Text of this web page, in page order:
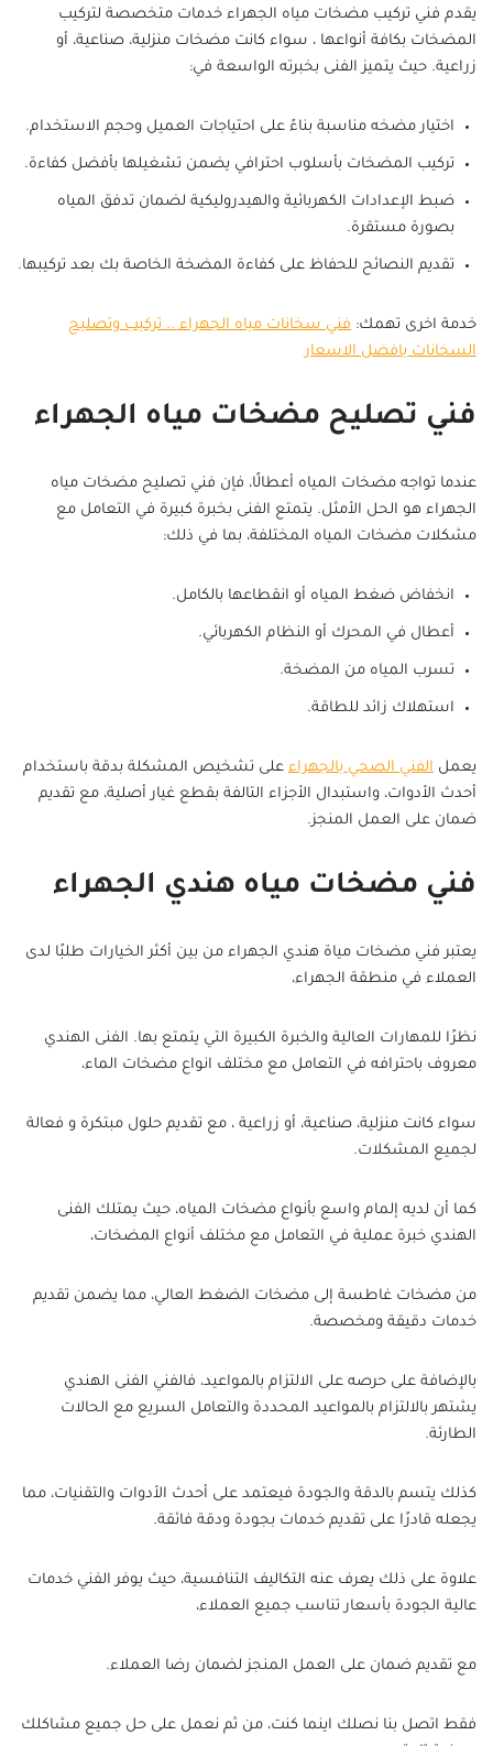
يقدم فني تركيب مضخات مياه الجهراء خدمات متخصصة لتركيب
المضخات بكافة أنواعها ، سواء كانت مضخات منزلية، صناعية، أو
زراعية. حيث يتميز الفنى بخبرته الواسعة في:
اختيار مضخه مناسبة بناءً على احتياجات العميل وحجم الاستخدام.
تركيب المضخات بأسلوب احترافي يضمن تشغيلها بأفضل كفاءة.
ضبط الإعدادات الكهربائية والهيدروليكية لضمان تدفق المياه
بصورة مستقرة.
تقديم النصائح للحفاظ على كفاءة المضخة الخاصة بك بعد تركيبها.
خدمة اخرى تهمك: فني سخانات مياه الجهراء .. تركيب وتصليح
السخانات بافضل الاسعار
فني تصليح مضخات مياه الجهراء
عندما تواجه مضخات المياه أعطالًا، فإن فني تصليح مضخات مياه
الجهراء هو الحل الأمثل. يتمتع الفنى بخبرة كبيرة في التعامل مع
مشكلات مضخات المياه المختلفة، بما في ذلك:
انخفاض ضغط المياه أو انقطاعها بالكامل.
أعطال في المحرك أو النظام الكهربائي.
تسرب المياه من المضخة.
استهلاك زائد للطاقة.
يعمل الفني الصحي بالجهراء على تشخيص المشكلة بدقة باستخدام
أحدث الأدوات، واستبدال الأجزاء التالفة بقطع غيار أصلية، مع تقديم
ضمان على العمل المنجز.
فني مضخات مياه هندي الجهراء
يعتبر فني مضخات مياة هندي الجهراء من بين أكثر الخيارات طلبًا لدى
العملاء في منطقة الجهراء،
نظرًا للمهارات العالية والخبرة الكبيرة التي يتمتع بها. الفنى الهندي
معروف باحترافه في التعامل مع مختلف انواع مضخات الماء،
سواء كانت منزلية، صناعية، أو زراعية ، مع تقديم حلول مبتكرة و فعالة
لجميع المشكلات.
كما أن لديه إلمام واسع بأنواع مضخات المياه، حيث يمتلك الفنى
الهندي خبرة عملية في التعامل مع مختلف أنواع المضخات،
من مضخات غاطسة إلى مضخات الضغط العالي، مما يضمن تقديم
خدمات دقيقة ومخصصة.
بالإضافة على حرصه على الالتزام بالمواعيد، فالفني الفنى الهندي
يشتهر بالالتزام بالمواعيد المحددة والتعامل السريع مع الحالات
الطارئة.
كذلك يتسم بالدقة والجودة فيعتمد على أحدث الأدوات والتقنيات، مما
يجعله قادرًا على تقديم خدمات بجودة ودقة فائقة.
علاوة على ذلك يعرف عنه التكاليف التنافسية، حيث يوفر الفني خدمات
عالية الجودة بأسعار تناسب جميع العملاء،
مع تقديم ضمان على العمل المنجز لضمان رضا العملاء.
فقط اتصل بنا نصلك اينما كنت، من ثم نعمل على حل جميع مشاكلك